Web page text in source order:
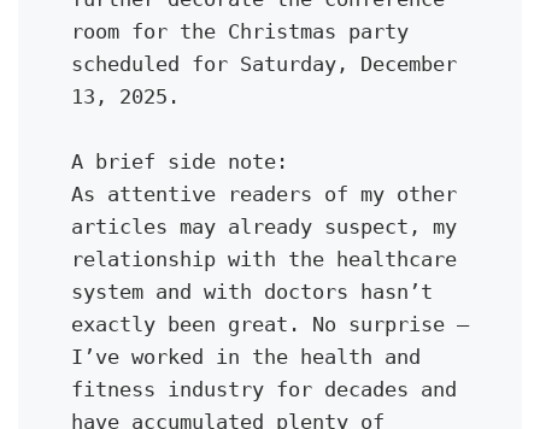
room for the Christmas party
scheduled for Saturday, December
13, 2025.
A brief side note:
As attentive readers of my other
articles may already suspect, my
relationship with the healthcare
system and with doctors hasn’t
exactly been great. No surprise —
I’ve worked in the health and
fitness industry for decades and
have accumulated plenty of